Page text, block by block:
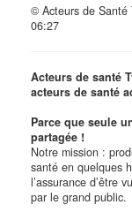
© Acteurs de Santé
06:27
Acteurs de santé
acteurs de santé
Parce que seule
partagée !
Notre mission :
santé en quelques
l’assurance d’être
par le grand public.